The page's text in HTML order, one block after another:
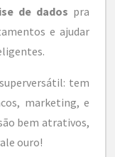
de dados pra
e ajudar
tem
marketing, e
bem atrativos,
ouro!